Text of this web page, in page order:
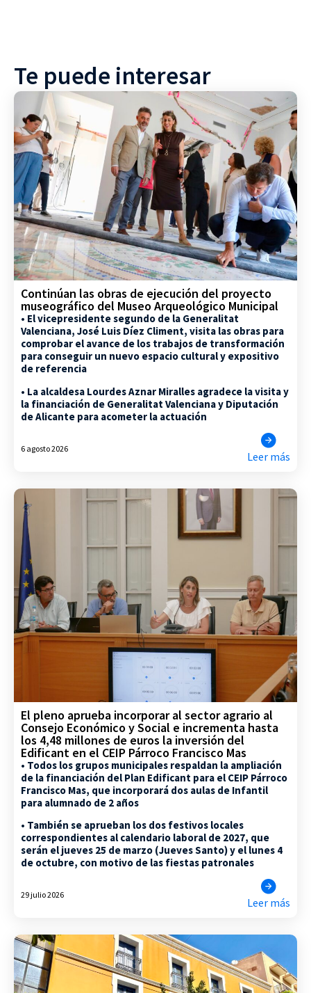
Te puede interesar
Continúan las obras de ejecución del proyecto
museográfico del Museo Arqueológico Municipal
• El vicepresidente segundo de la Generalitat
Valenciana, José Luis Díez Climent, visita las obras para
comprobar el avance de los trabajos de transformación
para conseguir un nuevo espacio cultural y expositivo
de referencia
• La alcaldesa Lourdes Aznar Miralles agradece la visita y
la financiación de Generalitat Valenciana y Diputación
de Alicante para acometer la actuación
6 agosto 2026
Leer más
El pleno aprueba incorporar al sector agrario al
Consejo Económico y Social e incrementa hasta
los 4,48 millones de euros la inversión del
Edificant en el CEIP Párroco Francisco Mas
• Todos los grupos municipales respaldan la ampliación
de la financiación del Plan Edificant para el CEIP Párroco
Francisco Mas, que incorporará dos aulas de Infantil
para alumnado de 2 años
• También se aprueban los dos festivos locales
correspondientes al calendario laboral de 2027, que
serán el jueves 25 de marzo (Jueves Santo) y el lunes 4
de octubre, con motivo de las fiestas patronales
29 julio 2026
Leer más